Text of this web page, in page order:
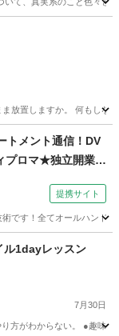
放置しますか。 何もし
ム
トメント通信！DV
プロマ★独立開業、
提携サイト
です！全てオールハン
ル1dayレッスン
7月30日
方がわからない。 ●趣味